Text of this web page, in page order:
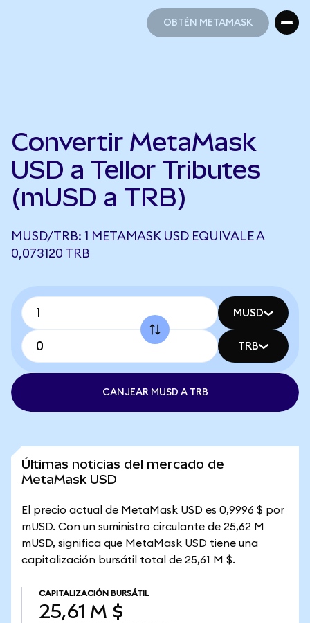
OBTÉN METAMASK
Convertir MetaMask
USD a Tellor Tributes
(mUSD a TRB)
MUSD/TRB: 1 METAMASK USD EQUIVALE A
0,073120 TRB
MUSD
TRB
CANJEAR MUSD A TRB
Últimas noticias del mercado de
MetaMask USD
El precio actual de MetaMask USD es 0,9996 $ por
mUSD. Con un suministro circulante de 25,62 M
mUSD, significa que MetaMask USD tiene una
capitalización bursátil total de 25,61 M $.
CAPITALIZACIÓN BURSÁTIL
25,61 M $